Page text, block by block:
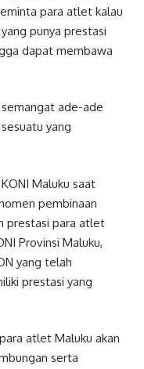
para atlet kalau
punya prestasi
dapat membawa
ade-ade
yang
Maluku saat
pembinaan
prestasi para atlet
Provinsi Maluku,
yang telah
prestasi yang
atlet Maluku akan
serta